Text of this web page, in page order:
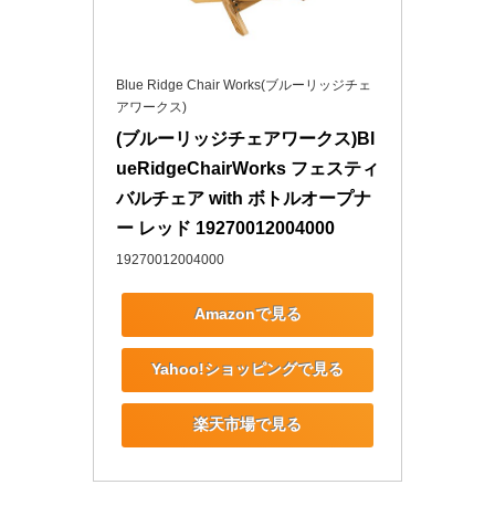
Blue Ridge Chair Works(ブルーリッジチェ
アワークス)
(ブルーリッジチェアワークス)Bl
ueRidgeChairWorks フェスティ
バルチェア with ボトルオープナ
ー レッド 19270012004000
19270012004000
Amazonで見る
Yahoo!ショッピングで見る
楽天市場で見る